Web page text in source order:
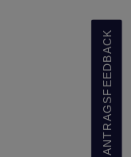
ANTRAGSFEEDBACK